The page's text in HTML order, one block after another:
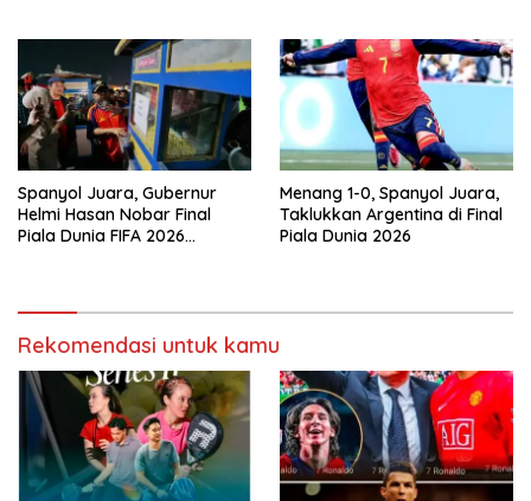
Spanyol Juara, Gubernur
Helmi Hasan Nobar Final
Piala Dunia FIFA 2026
Menang 1-0, Spanyol Juara,
Taklukkan Argentina di Final
Piala Dunia 2026
Rekomendasi untuk kamu